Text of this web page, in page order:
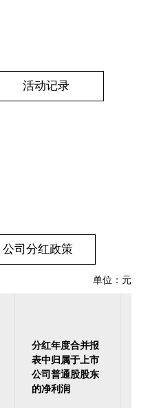
活动记录
公司分红政策
单位：元
分红年度合并报
表中归属于上市
公司普通股股东
的净利润